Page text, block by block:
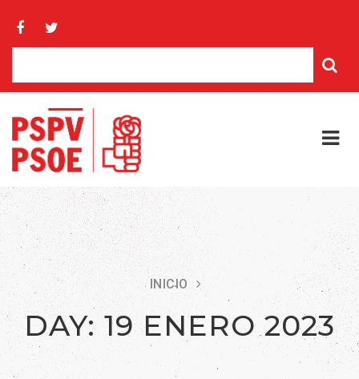
INICIO
DAY:19 ENERO 2023